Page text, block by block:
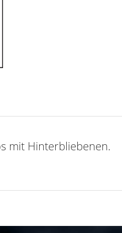
mit Hinterbliebenen.